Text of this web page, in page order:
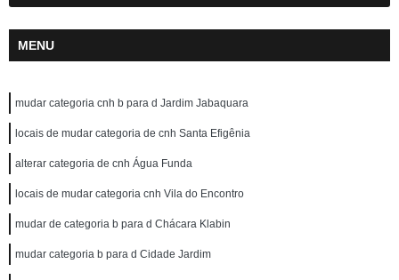
MENU
mudar categoria cnh b para d Jardim Jabaquara
locais de mudar categoria de cnh Santa Efigênia
alterar categoria de cnh Água Funda
locais de mudar categoria cnh Vila do Encontro
mudar de categoria b para d Chácara Klabin
mudar categoria b para d Cidade Jardim